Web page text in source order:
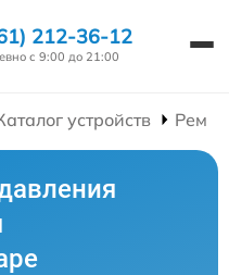
212-36-12
с 9:00 до 21:00
устройств